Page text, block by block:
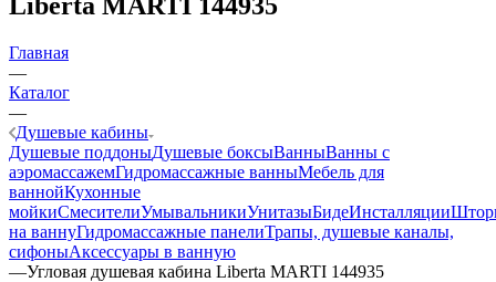
Главная
—
Каталог
—
Душевые кабины
Душевые поддоныДушевые боксыВанныВанны с
аэромассажемГидромассажные ванныМебель для
ваннойКухонные
мойкиСмесителиУмывальникиУнитазыБидеИнсталляции
на ваннуГидромассажные панелиТрапы, душевые каналы,
сифоныАксессуары в ванную
—Угловая душевая кабина Liberta MARTI 144935